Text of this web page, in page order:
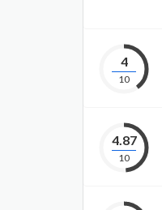
4
10
4.87
10